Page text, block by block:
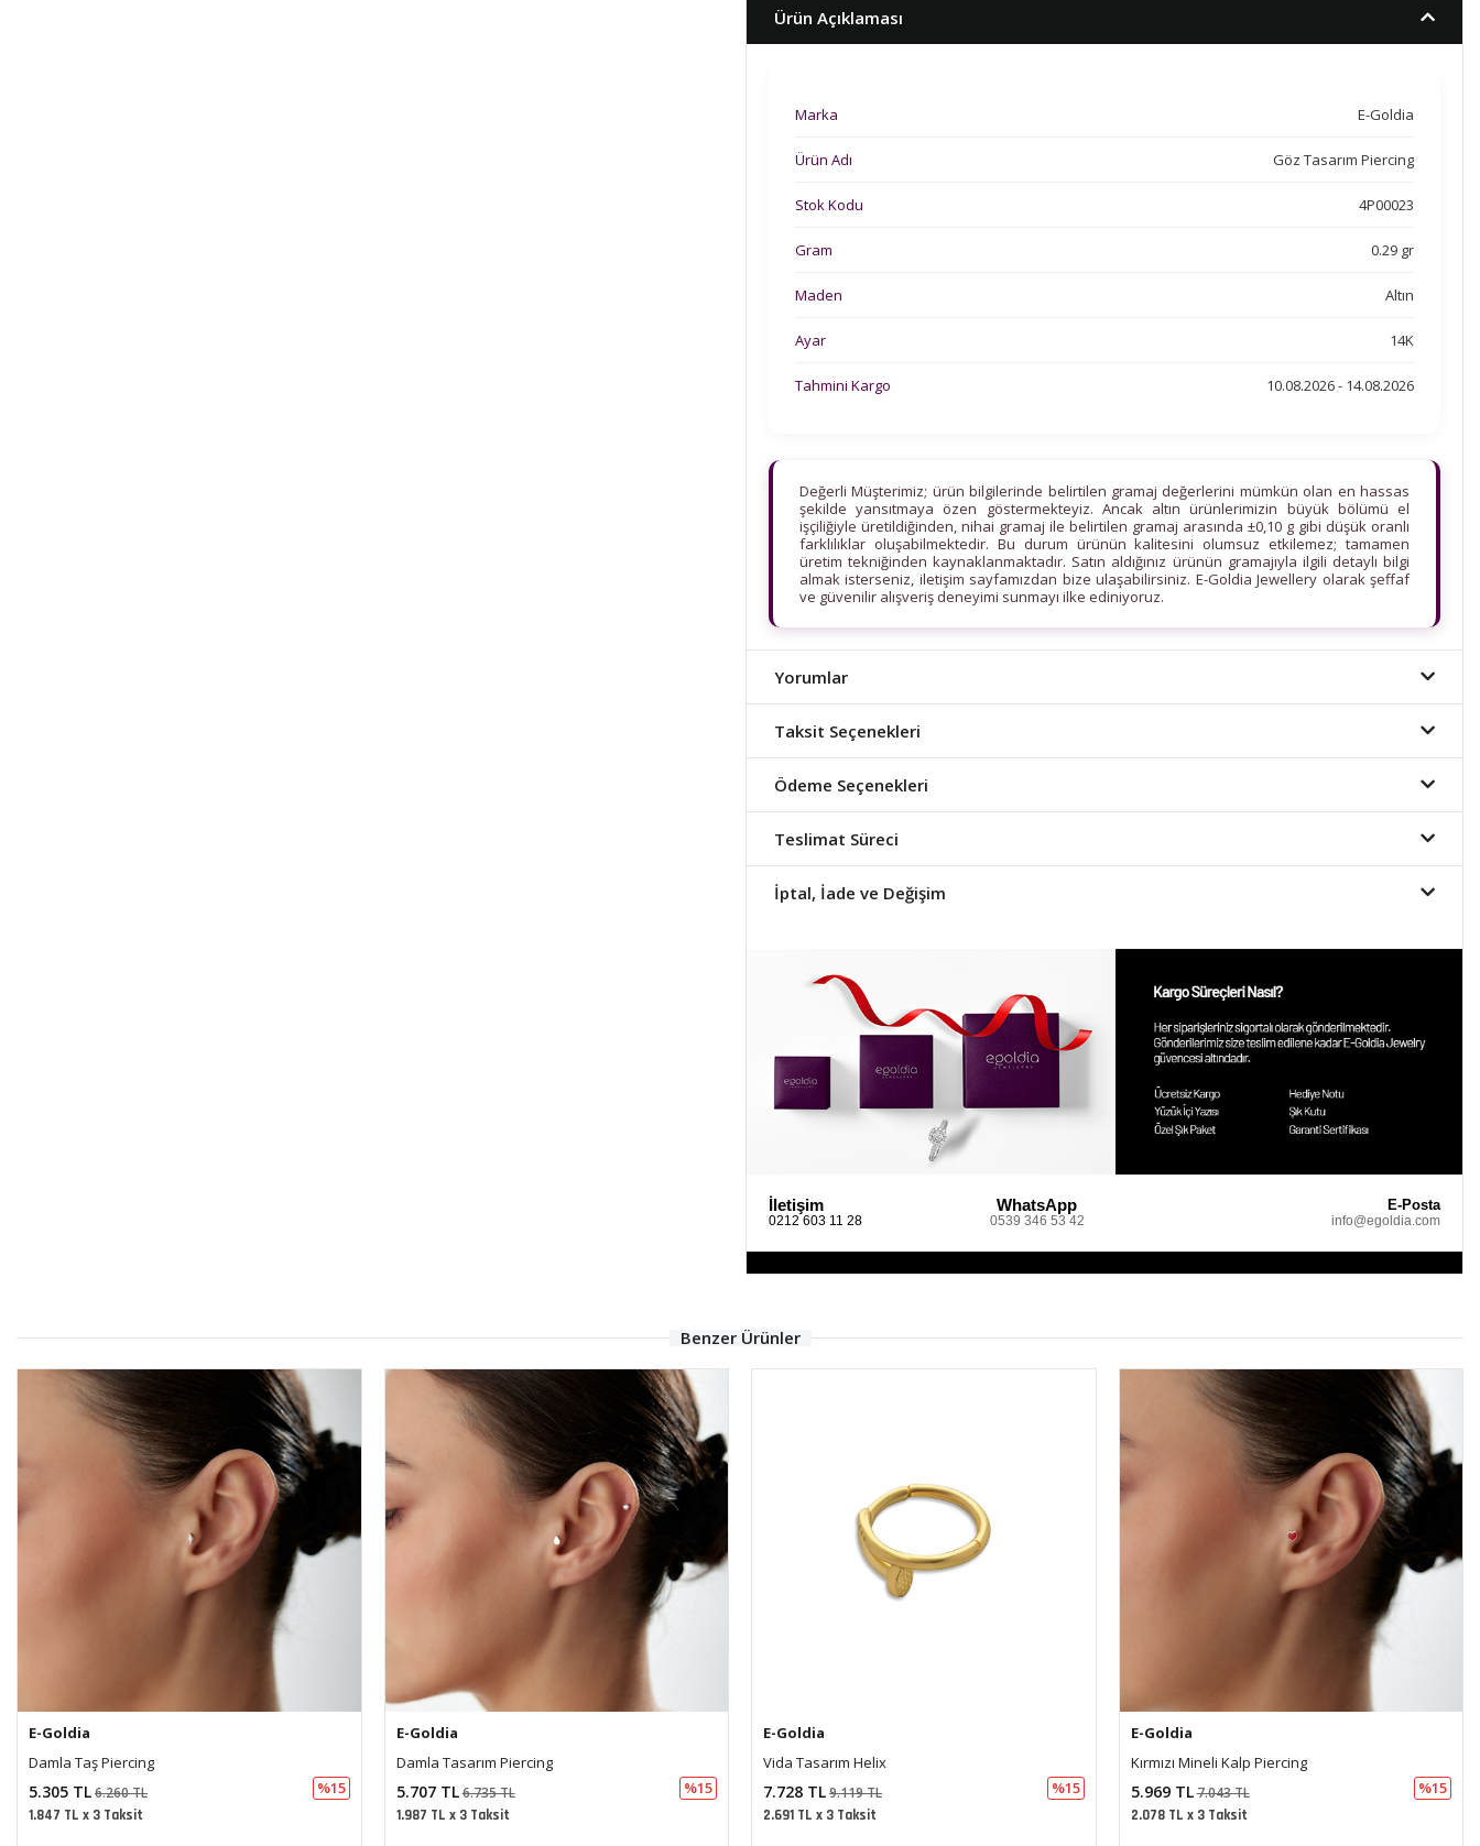
Ürün Açıklaması
Marka E-Goldia
Ürün Adı Göz Tasarım Piercing
Stok Kodu 4P00023
Gram 0.29 gr
Maden Altın
Ayar 14K
Tahmini Kargo 10.08.2026 - 14.08.2026
Değerli Müşterimiz; ürün bilgilerinde belirtilen gramaj değerlerini mümkün olan en hassas
şekilde yansıtmaya özen göstermekteyiz. Ancak altın ürünlerimizin büyük bölümü el
işçiliğiyle üretildiğinden, nihai gramaj ile belirtilen gramaj arasında ±0,10 g gibi düşük oranlı
farklılıklar oluşabilmektedir. Bu durum ürünün kalitesini olumsuz etkilemez; tamamen
üretim tekniğinden kaynaklanmaktadır. Satın aldığınız ürünün gramajıyla ilgili detaylı bilgi
almak isterseniz, iletişim sayfamızdan bize ulaşabilirsiniz. E-Goldia Jewellery olarak şeffaf
ve güvenilir alışveriş deneyimi sunmayı ilke ediniyoruz.
Yorumlar
Taksit Seçenekleri
Ödeme Seçenekleri
Teslimat Süreci
İptal, İade ve Değişim
İletişim
0212 603 11 28
WhatsApp
0539 346 53 42
E-Posta
info@egoldia.com
Benzer Ürünler
E-Goldia
Damla Tasarım Piercing
5.707 TL6.735 TL %15
1.987 TL x 3 Taksit
E-Goldia
Vida Tasarım Helix
7.728 TL9.119 TL %15
2.691 TL x 3 Taksit
E-Goldia
Kırmızı Mineli Kalp Piercing
5.969 TL7.043 TL %15
2.078 TL x 3 Taksit
E-Goldia
İstiridye Tasarım Piercing
7.663 TL9.043 TL %15
2.668 TL x 3 Taksit